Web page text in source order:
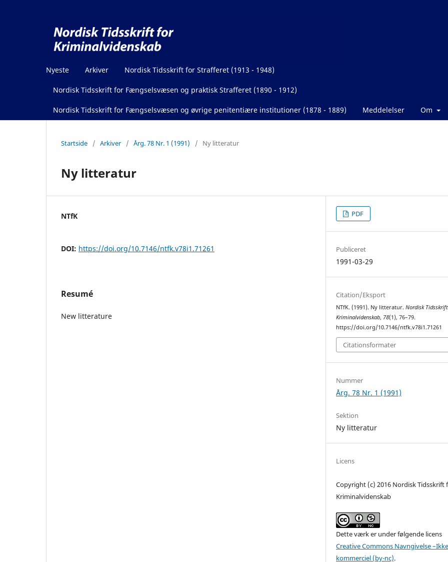
Nyeste Arkiver Nordisk Tidsskrift for Strafferet (1913 - 1948)
Nordisk Tidsskrift for Fængselsvæsen og praktisk Strafferet (1890 - 1912)
Nordisk Tidsskrift for Fængselsvæsen og øvrige penitentiære institutioner (1878 - 1889) Meddelelser Om
Startside / Arkiver / Årg. 78 Nr. 1 (1991) / Ny litteratur
Ny litteratur
NTfK
DOI: https://doi.org/10.7146/ntfk.v78i1.71261
Resumé
New litterature
PDF
Publiceret
1991-03-29
Citation/Eksport
NTfK. (1991). Ny litteratur.Nordisk
Kriminalvidenskab, 78(1), 76–79.
https://doi.org/10.7146/ntfk.v78i1.71261
Citationsformater
Nummer
Årg. 78 Nr. 1 (1991)
Sektion
Ny litteratur
Licens
Copyright (c) 2016 Nordisk Tidsskrift
Kriminalvidenskab
Dette værk er under følgende licens
Creative Commons Navngivelse
kommerciel (by-nc).